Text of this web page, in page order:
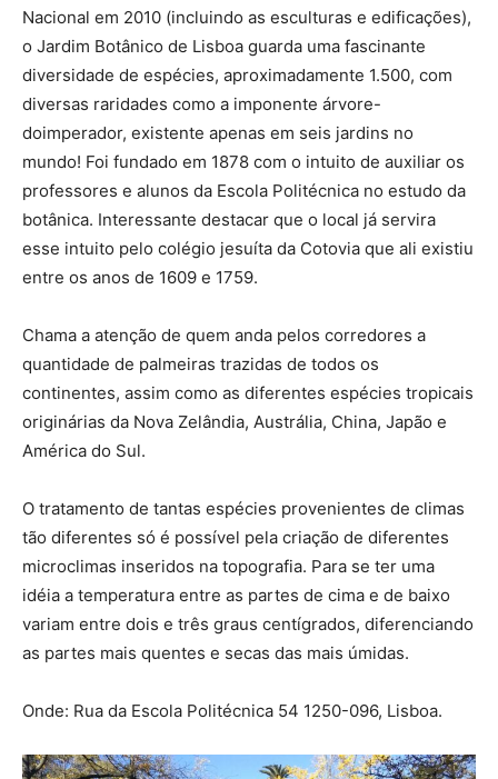
Nacional em 2010 (incluindo as esculturas e edificações),
o Jardim Botânico de Lisboa guarda uma fascinante
diversidade de espécies, aproximadamente 1.500, com
diversas raridades como a imponente árvore-
doimperador, existente apenas em seis jardins no
mundo! Foi fundado em 1878 com o intuito de auxiliar os
professores e alunos da Escola Politécnica no estudo da
botânica. Interessante destacar que o local já servira
esse intuito pelo colégio jesuíta da Cotovia que ali existiu
entre os anos de 1609 e 1759.
Chama a atenção de quem anda pelos corredores a
quantidade de palmeiras trazidas de todos os
continentes, assim como as diferentes espécies tropicais
originárias da Nova Zelândia, Austrália, China, Japão e
América do Sul.
O tratamento de tantas espécies provenientes de climas
tão diferentes só é possível pela criação de diferentes
microclimas inseridos na topografia. Para se ter uma
idéia a temperatura entre as partes de cima e de baixo
variam entre dois e três graus centígrados, diferenciando
as partes mais quentes e secas das mais úmidas.
Onde: Rua da Escola Politécnica 54 1250-096, Lisboa.